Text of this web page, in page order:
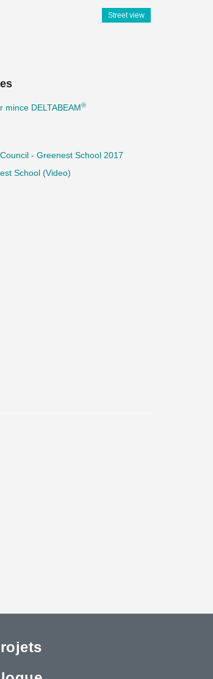
Street view
mince DELTABEAM®
- Greenest School 2017
School (Video)